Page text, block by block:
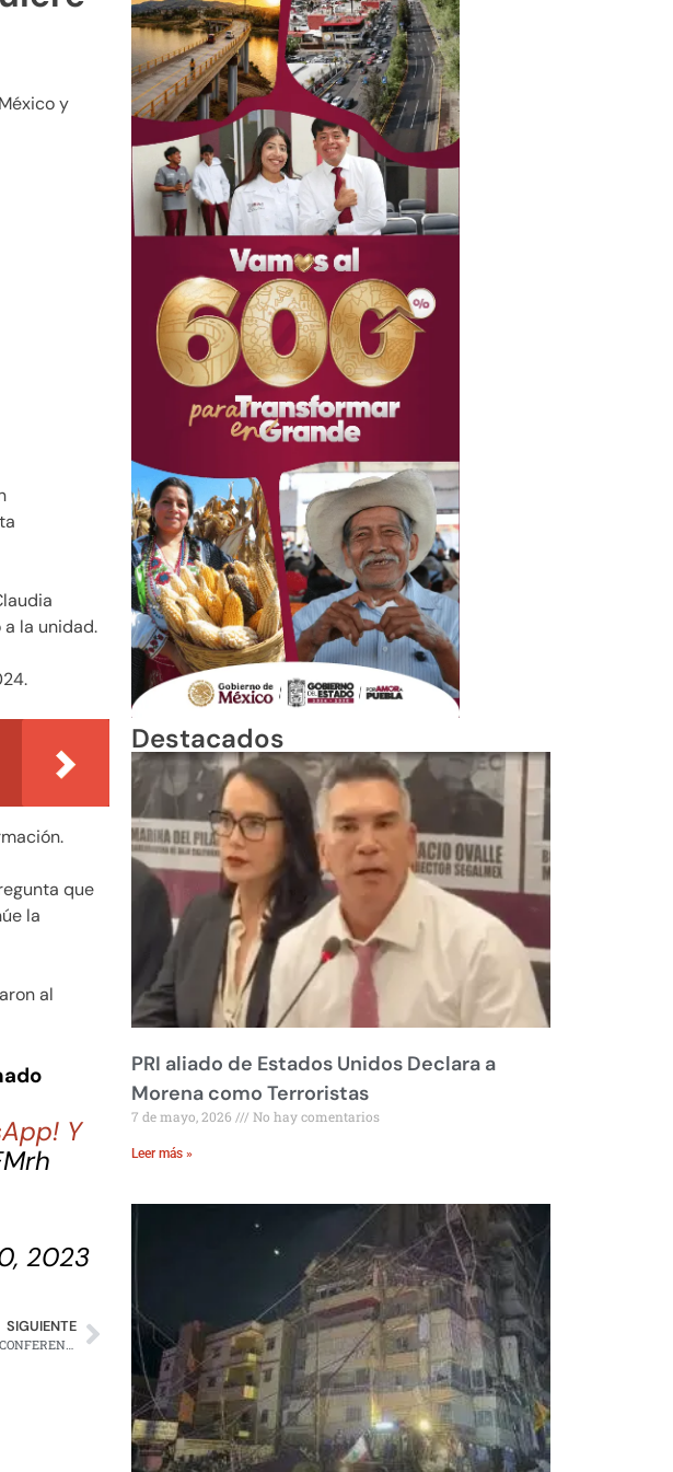
y
la unidad.
que
la
al
Y
2023
SIGUIENTE
SUMMARY – MORNING PRESIDENTIAL PRESS CONFERENCE – MONDAY, NOVEMBER 6, 2023
Destacados
PRI aliado de Estados Unidos Declara a
Morena como Terroristas
7 de mayo, 2026 No hay comentarios
Leer más »